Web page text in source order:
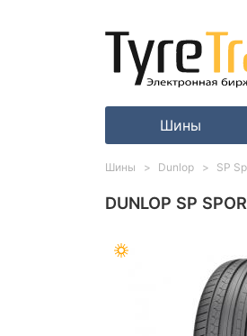
Шины
DUNLOP SP
Шины Dunlop SP